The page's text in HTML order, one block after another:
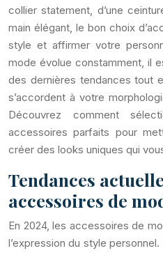
collier statement, d’une
main élégant, le bon choix
style et affirmer votre
mode évolue constamment, il
des dernières tendances tout
s’accordent à votre
Découvrez comment
accessoires parfaits pour
créer des looks uniques qui
Tendances
accessoires de
En 2024, les accessoires de
l’expression du style